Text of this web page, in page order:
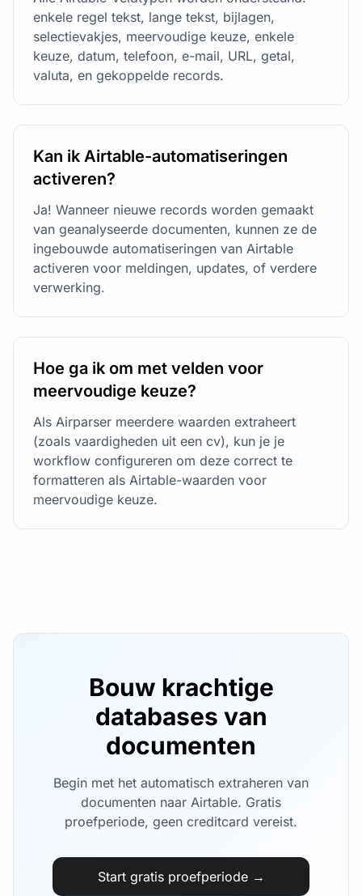
enkele regel tekst, lange tekst, bijlagen,
selectievakjes, meervoudige keuze, enkele
keuze, datum, telefoon, e-mail, URL, getal,
valuta, en gekoppelde records.
Kan ik Airtable-automatiseringen
activeren?
Ja! Wanneer nieuwe records worden gemaakt
van geanalyseerde documenten, kunnen ze de
ingebouwde automatiseringen van Airtable
activeren voor meldingen, updates, of verdere
verwerking.
Hoe ga ik om met velden voor
meervoudige keuze?
Als Airparser meerdere waarden extraheert
(zoals vaardigheden uit een cv), kun je je
workflow configureren om deze correct te
formatteren als Airtable-waarden voor
meervoudige keuze.
Bouw krachtige
databases van
documenten
Begin met het automatisch extraheren van
documenten naar Airtable. Gratis
proefperiode, geen creditcard vereist.
Start gratis proefperiode →